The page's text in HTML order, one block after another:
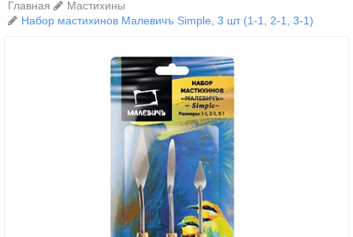
Главная
Мастихины
Набор мастихинов Малевичъ Simple, 3 шт (1-1, 2-1, 3-1)